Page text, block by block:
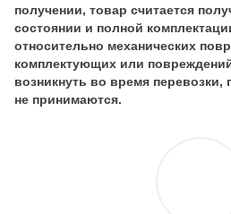
получении, товар считается
состоянии и полной
относительно механических
комплектующих или
возникнуть во время перевозки,
не принимаются.